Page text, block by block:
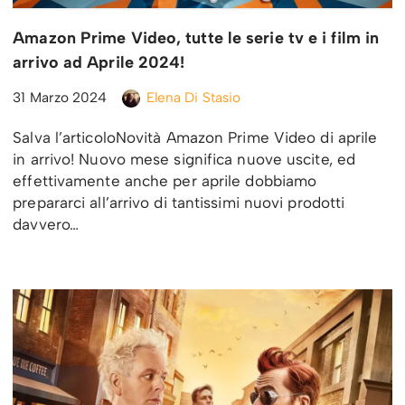
Amazon Prime Video, tutte le serie tv e i film in
arrivo ad Aprile 2024!
31 Marzo 2024 Elena Di Stasio
Salva l’articoloNovità Amazon Prime Video di aprile
in arrivo! Nuovo mese significa nuove uscite, ed
effettivamente anche per aprile dobbiamo
prepararci all’arrivo di tantissimi nuovi prodotti
davvero…